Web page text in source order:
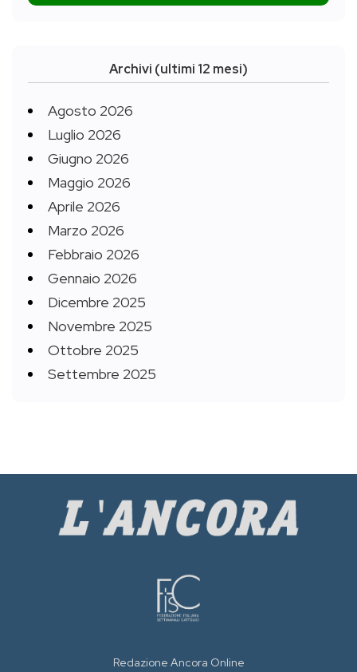
Archivi (ultimi 12 mesi)
Agosto 2026
Luglio 2026
Giugno 2026
Maggio 2026
Aprile 2026
Marzo 2026
Febbraio 2026
Gennaio 2026
Dicembre 2025
Novembre 2025
Ottobre 2025
Settembre 2025
Redazione Ancora Online